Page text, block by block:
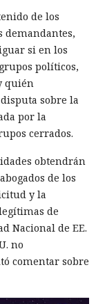
de los
demandantes,
si en los
políticos,
quién
sobre la
por la
cerrados.
obtendrán
de los
y la
de
Nacional de EE.
no
comentar sobre